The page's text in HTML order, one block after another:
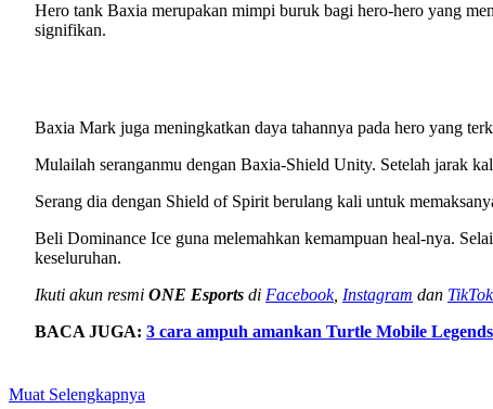
Hero tank Baxia merupakan mimpi buruk bagi hero-hero yang
signifikan.
Baxia Mark juga meningkatkan daya tahannya pada hero yang
Mulailah seranganmu dengan Baxia-Shield Unity. Setelah jarak
Serang dia dengan Shield of Spirit berulang kali untuk
Beli Dominance Ice guna melemahkan kemampuan heal-nya.
keseluruhan.
Ikuti akun resmi ONE Esports di Facebook, Instagram dan TikTok
BACA JUGA: 3 cara ampuh amankan Turtle Mobile Legends
Muat Selengkapnya